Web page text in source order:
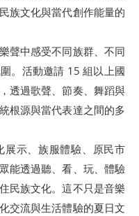
族文化與當代創作能量的
聲中感受不同族群、不同
。活動邀請 15 組以上國
透過歌聲、節奏、舞蹈與
根源與當代表達之間的多
展示、族服體驗、原民市
能透過聽、看、玩、體驗
民族文化。這不只是音樂
交流與生活體驗的夏日文